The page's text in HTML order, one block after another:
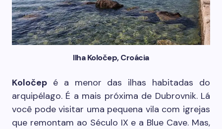
Ilha Koločep, Croácia
Koločep é a menor das ilhas habitadas do
arquipélago. É a mais próxima de Dubrovnik. Lá
você pode visitar uma pequena vila com igrejas
que remontam ao Século IX e a Blue Cave. Mas,